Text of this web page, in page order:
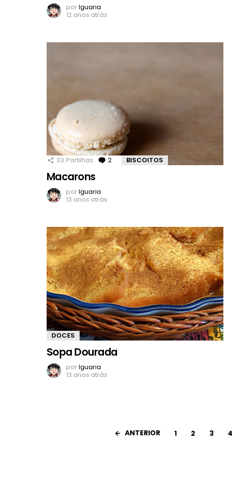
porIguaria
12 anos atrás
33 Partilhas 2 Comentários
BISCOITOS
Macarons
porIguaria
13 anos atrás
DOCES
Sopa Dourada
porIguaria
13 anos atrás
ANTERIOR 1 2 3 4